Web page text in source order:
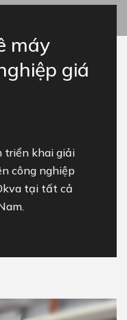
máy
giá
triển khai giải
công nghiệp
tại tất cả